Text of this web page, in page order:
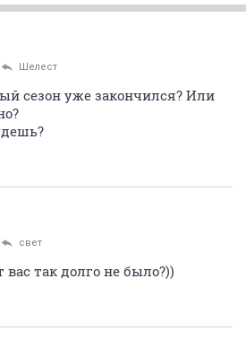
Шелест
сезон уже закончился? Или
свет
вас так долго не было?))